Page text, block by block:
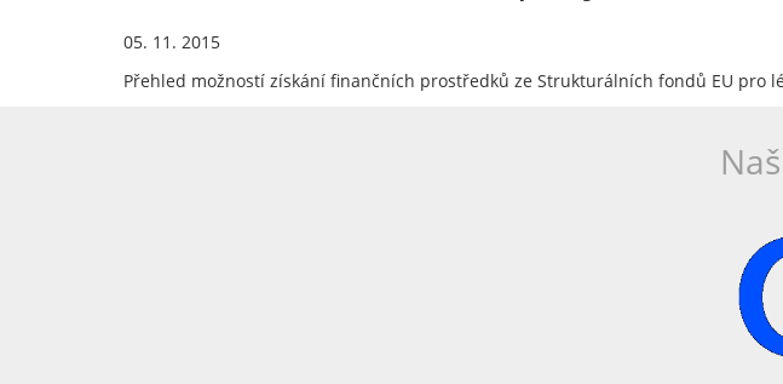
05. 11. 2015
Přehled možností získání finančních prostředků ze Strukturálních fondů EU pro